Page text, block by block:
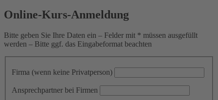
Online-Kurs-Anmeldung
Bitte geben Sie Ihre Daten ein – Felder mit * müssen ausgefüllt
werden – Bitte ggf. das Eingabeformat beachten
Firma (wenn keine Privatperson)
Ansprechpartner bei Firmen